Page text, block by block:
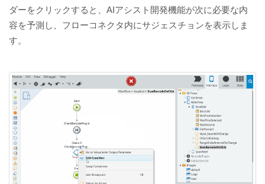
ダーをクリックすると、AIアシスト開発機能が次に必要な内
容を予測し、フローコネクタ内にサジェスチョンを表示しま
す。